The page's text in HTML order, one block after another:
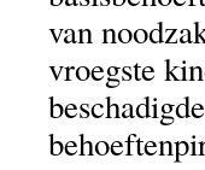
van
vroegste